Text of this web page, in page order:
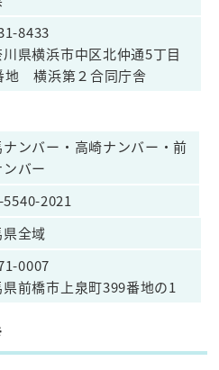
8433
県横浜市中区北仲通5丁目
地 横浜第２合同庁舎
ナンバー・高崎ナンバー・前
バー
5540-2021
全域
0007
県前橋市上泉町399番地の1